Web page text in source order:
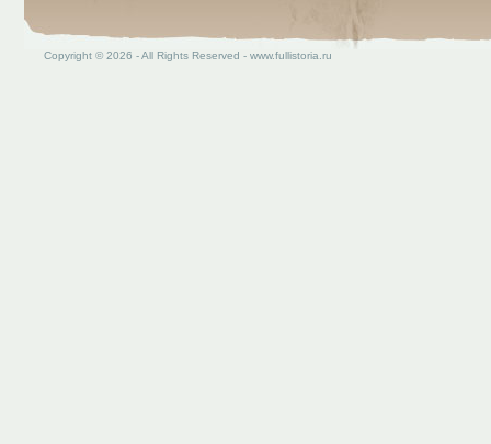
Copyright © 2026 - All Rights Reserved - www.fullistoria.ru